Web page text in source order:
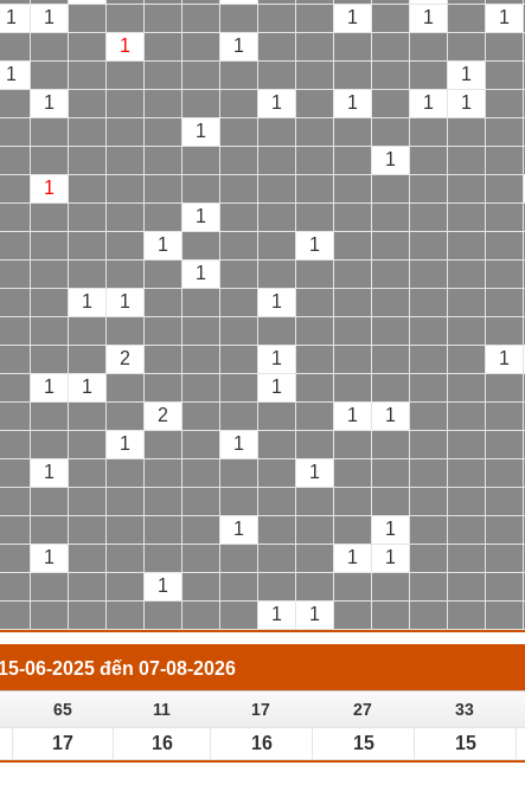
1 1 1 1 1
1 1
1 1
1 1 1 1 1
1
1
1
1
1 1
1
1 1 1
2 1 1
1 1 1
2 1 1
1 1
1 1
1 1
1 1 1
1
1 1
06-2025 đến 07-08-2026
65 11 17 27 33
17 16 16 15 15